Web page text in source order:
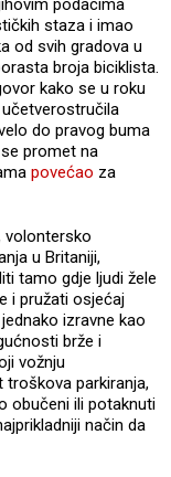
podacima
staza i imao
od svih gradova u
broja biciklista.
kako se u roku
do pravog buma
promet na
povećao za
volontersko
u Britaniji,
tamo gdje ljudi žele
i pružati osjećaj
izravne kao
brže i
vožnju
parkiranja,
obučeni ili potaknuti
način da